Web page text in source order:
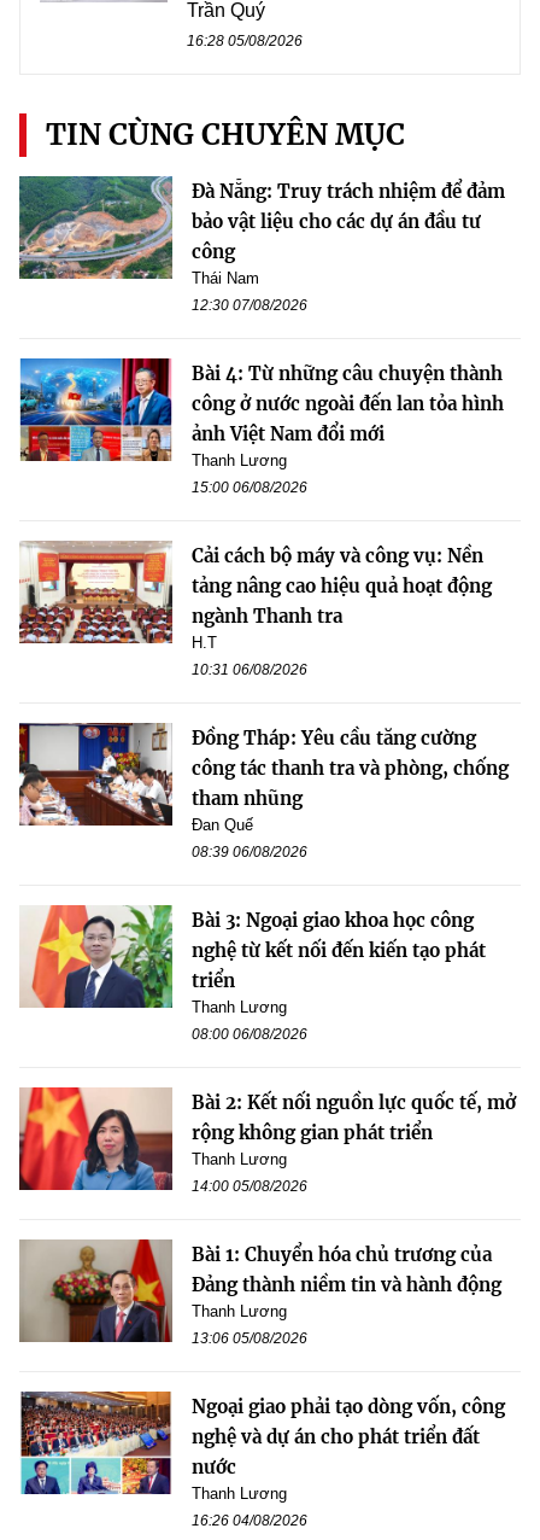
Trần Quý
16:28 05/08/2026
TIN CÙNG CHUYÊN MỤC
Đà Nẵng: Truy trách nhiệm để đảm
bảo vật liệu cho các dự án đầu tư
công
Thái Nam
12:30 07/08/2026
Bài 4: Từ những câu chuyện thành
công ở nước ngoài đến lan tỏa hình
ảnh Việt Nam đổi mới
Thanh Lương
15:00 06/08/2026
Cải cách bộ máy và công vụ: Nền
tảng nâng cao hiệu quả hoạt động
ngành Thanh tra
H.T
10:31 06/08/2026
Đồng Tháp: Yêu cầu tăng cường
công tác thanh tra và phòng, chống
tham nhũng
Đan Quế
08:39 06/08/2026
Bài 3: Ngoại giao khoa học công
nghệ từ kết nối đến kiến tạo phát
triển
Thanh Lương
08:00 06/08/2026
Bài 2: Kết nối nguồn lực quốc tế, mở
rộng không gian phát triển
Thanh Lương
14:00 05/08/2026
Bài 1: Chuyển hóa chủ trương của
Đảng thành niềm tin và hành động
Thanh Lương
13:06 05/08/2026
Ngoại giao phải tạo dòng vốn, công
nghệ và dự án cho phát triển đất
nước
Thanh Lương
16:26 04/08/2026